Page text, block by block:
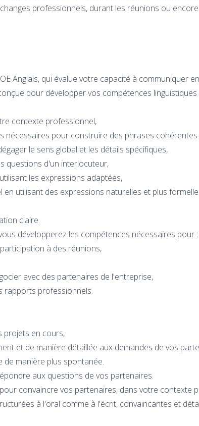
professionnels, durant les réunions ou
Anglais, qui évalue votre capacité à communiquer
pour développer vos compétences
contexte professionnel,
nécessaires pour construire des phrases
le sens global et les détails spécifiques,
questions d'un interlocuteur,
les expressions adaptées,
utilisant des expressions naturelles et plus
claire.
développerez les compétences nécessaires pour :
à des réunions,
avec des partenaires de l'entreprise,
rapports professionnels.
projets en cours,
et de manière détaillée aux demandes de vos
manière plus spontanée.
aux questions de vos partenaires.
convaincre vos partenaires, dans votre contexte
à l'oral comme à l'écrit, convaincantes et